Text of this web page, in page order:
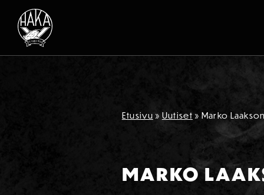
Siirry sisältöön
Etusivu » Uutiset » Marko
MARKO